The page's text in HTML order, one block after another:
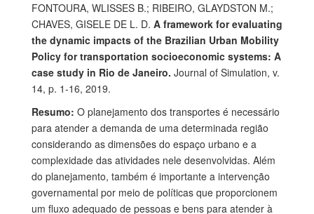
FONTOURA, WLISSES B.; RIBEIRO, GLAYDSTON M.;
CHAVES, GISELE DE L. D. A framework for evaluating
the dynamic impacts of the Brazilian Urban Mobility
Policy for transportation socioeconomic systems: A
case study in Rio de Janeiro. Journal of Simulation, v.
14, p. 1-16, 2019.
Resumo: O planejamento dos transportes é necessário
para atender a demanda de uma determinada região
considerando as dimensões do espaço urbano e a
complexidade das atividades nele desenvolvidas. Além
do planejamento, também é importante a intervenção
governamental por meio de políticas que proporcionem
um fluxo adequado de pessoas e bens para atender à